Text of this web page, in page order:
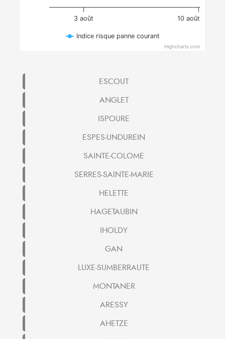
3 août 10 août
Indice risque panne courant
Highcharts.com
ESCOUT
ANGLET
ISPOURE
ESPES-UNDUREIN
SAINTE-COLOME
SERRES-SAINTE-MARIE
HELETTE
HAGETAUBIN
IHOLDY
GAN
LUXE-SUMBERRAUTE
MONTANER
ARESSY
AHETZE